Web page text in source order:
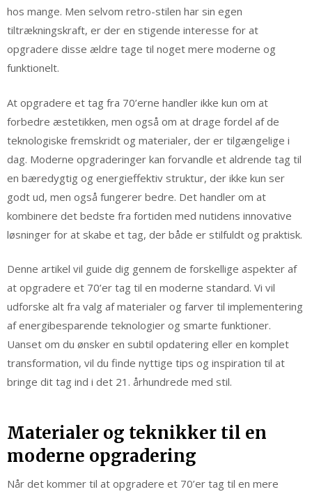
hos mange. Men selvom retro-stilen har sin egen
tiltrækningskraft, er der en stigende interesse for at
opgradere disse ældre tage til noget mere moderne og
funktionelt.
At opgradere et tag fra 70’erne handler ikke kun om at
forbedre æstetikken, men også om at drage fordel af de
teknologiske fremskridt og materialer, der er tilgængelige i
dag. Moderne opgraderinger kan forvandle et aldrende tag til
en bæredygtig og energieffektiv struktur, der ikke kun ser
godt ud, men også fungerer bedre. Det handler om at
kombinere det bedste fra fortiden med nutidens innovative
løsninger for at skabe et tag, der både er stilfuldt og praktisk.
Denne artikel vil guide dig gennem de forskellige aspekter af
at opgradere et 70’er tag til en moderne standard. Vi vil
udforske alt fra valg af materialer og farver til implementering
af energibesparende teknologier og smarte funktioner.
Uanset om du ønsker en subtil opdatering eller en komplet
transformation, vil du finde nyttige tips og inspiration til at
bringe dit tag ind i det 21. århundrede med stil.
Materialer og teknikker til en
moderne opgradering
Når det kommer til at opgradere et 70’er tag til en mere